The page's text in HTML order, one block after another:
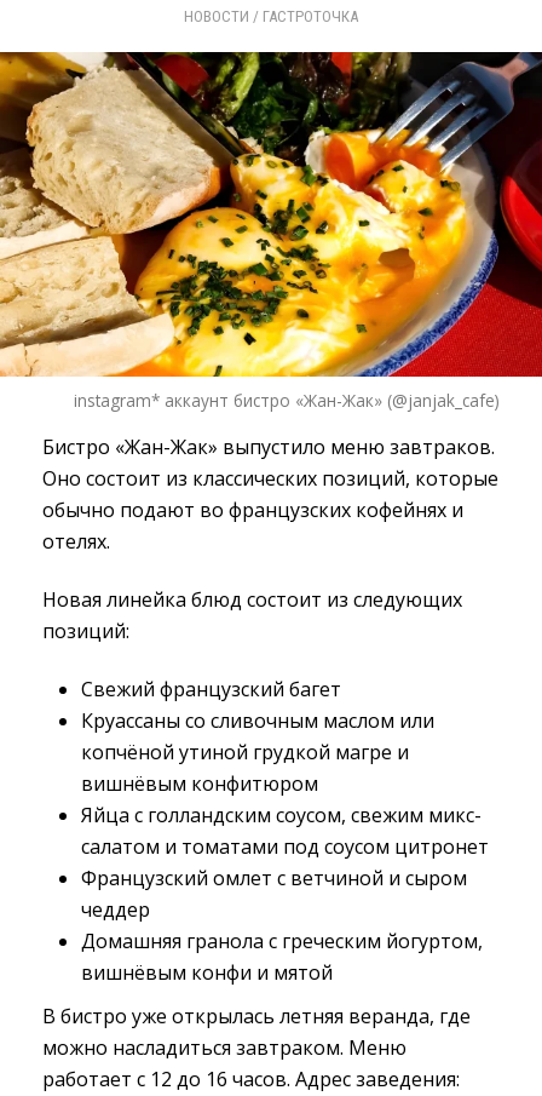
НОВОСТИ / ГАСТРОТОЧКА
instagram* аккаунт бистро «Жан-Жак» (@janjak_cafe)
Бистро «Жан-Жак» выпустило меню завтраков.
Оно состоит из классических позиций, которые
обычно подают во французских кофейнях и
отелях.
Новая линейка блюд состоит из следующих
позиций:
Свежий французский багет
Круассаны со сливочным маслом или
копчёной утиной грудкой магре и
вишнёвым конфитюром
Яйца с голландским соусом, свежим микс-
салатом и томатами под соусом цитронет
Французский омлет с ветчиной и сыром
чеддер
Домашняя гранола с греческим йогуртом,
вишнёвым конфи и мятой
В бистро уже открылась летняя веранда, где
можно насладиться завтраком. Меню
работает с 12 до 16 часов. Адрес заведения: